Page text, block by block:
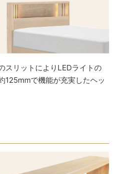
スリットによりLEDライトの
125mmで機能が充実したヘッ